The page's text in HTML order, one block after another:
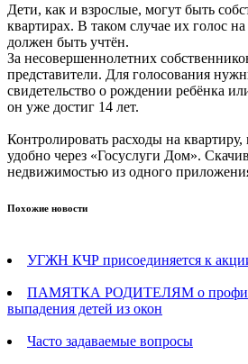
Дети, как и взрослые, могут быть
квартирах. В таком случае их голос
должен быть учтён.
За несовершеннолетних
представители. Для голосования
свидетельство о рождении ребёнка
он уже достиг 14 лет.
Контролировать расходы на квартиру,
удобно через «Госуслуги Дом».
недвижимостью из одного
Похожие новости
УГЖН КЧР присоединяется к
ПАМЯТКА РОДИТЕЛЯМ о
выпадения детей из окон
Часто задаваемые вопросы